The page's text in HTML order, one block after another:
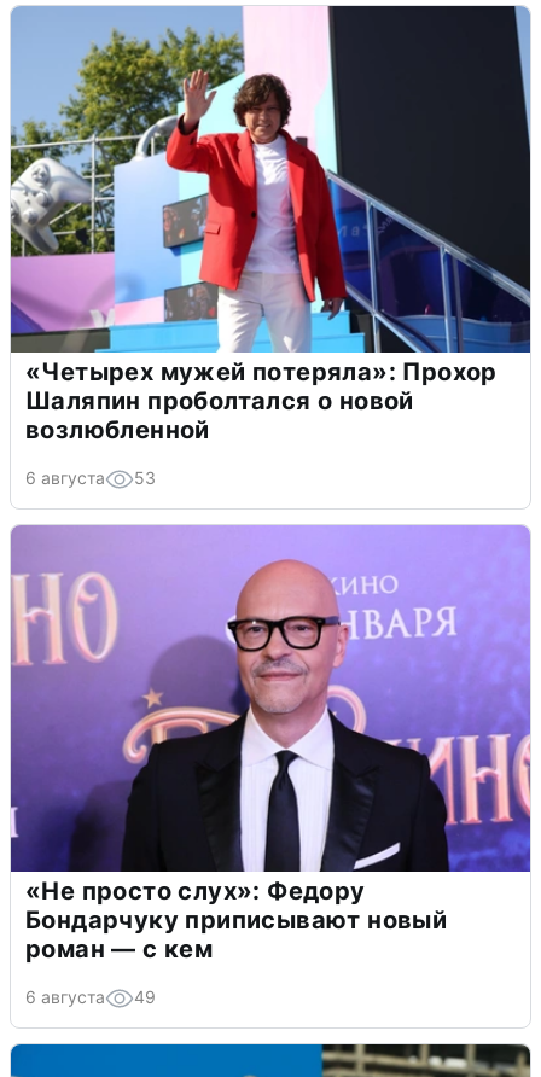
«Четырех мужей потеряла»: Прохор
Шаляпин проболтался о новой
возлюбленной
6 августа 53
«Не просто слух»: Федору
Бондарчуку приписывают новый
роман — с кем
6 августа 49